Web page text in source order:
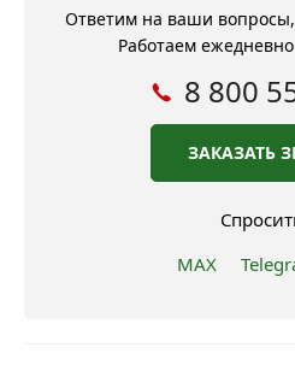
Ответим на ваши
Работаем
8 800
ЗАКАЗАТЬ
MAX